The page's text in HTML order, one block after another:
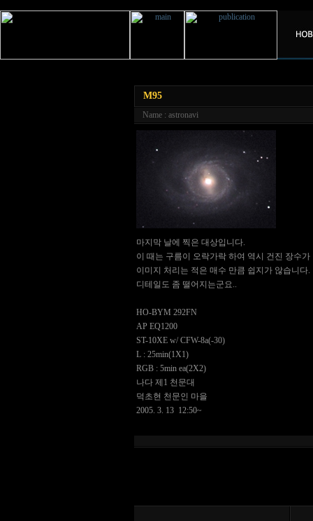
M95
Name : astronavi
마지막 날에 찍은 대상입니다.
이 때는 구름이 오락가락 하여 역시 건진 장수
이미지 처리는 적은 매수 만큼 쉽지가 않습니다.
디테일도 좀 떨어지는군요..
HO-BYM 292FN
AP EQ1200
ST-10XE w/ CFW-8a(-30)
L : 25min(1X1)
RGB : 5min ea(2X2)
나다 제1 천문대
덕초현 천문인 마을
2005. 3. 13 12:50~